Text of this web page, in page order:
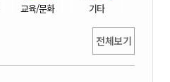
교육/문화 기타
전체보기